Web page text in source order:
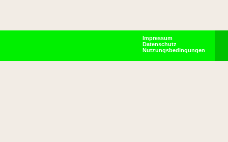
Impressum
Datenschutz
Nutzungsbedingungen